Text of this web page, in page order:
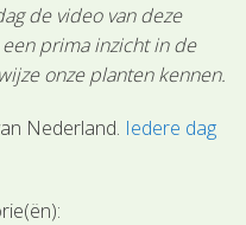
de video van deze
prima inzicht in de
onze planten kennen.
Nederland. Iedere dag